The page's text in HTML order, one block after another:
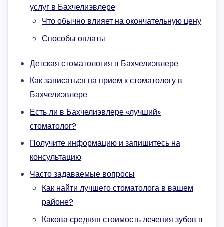
услуг в Бахчелиэвлере
Что обычно влияет на окончательную цену
Способы оплаты
Детская стоматология в Бахчелиэвлере
Как записаться на прием к стоматологу в
Бахчелиэвлере
Есть ли в Бахчелиэвлере «лучший»
стоматолог?
Получите информацию и запишитесь на
консультацию
Часто задаваемые вопросы
Как найти лучшего стоматолога в вашем
районе?
Какова средняя стоимость лечения зубов в